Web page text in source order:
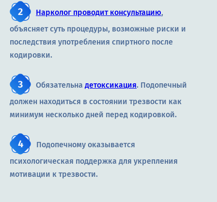
Нарколог проводит консультацию,
объясняет суть процедуры, возможные риски и
последствия употребления спиртного после
кодировки.
Обязательна детоксикация. Подопечный
должен находиться в состоянии трезвости как
минимум несколько дней перед кодировкой.
Подопечному оказывается
психологическая поддержка для укрепления
мотивации к трезвости.